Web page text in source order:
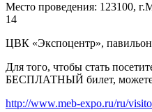
Место проведения: 123100,
14
ЦВК «Экспоцентр», павильон
Для того, чтобы стать
БЕСПЛАТНЫЙ билет, можете
http://www.meb-expo.ru/ru/